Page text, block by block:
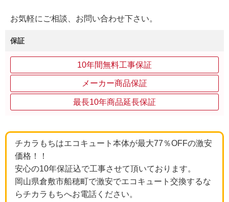
お気軽にご相談、お問い合わせ下さい。
保証
10年間無料工事保証
メーカー商品保証
最長10年商品延長保証
チカラもちはエコキュート本体が最大77％OFFの激安
価格！！
安心の10年保証込で工事させて頂いております。
岡山県倉敷市船穂町で激安でエコキュート交換するな
らチカラもちへお電話ください。